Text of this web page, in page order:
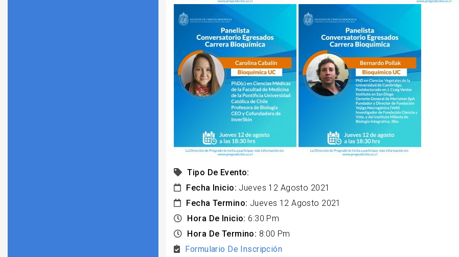
Tipo De Evento:
Fecha Inicio: Jueves 12 Agosto 2021
Fecha Termino: Jueves 12 Agosto 2021
Hora De Inicio: 6:30 Pm
Hora De Termino: 8:00 Pm
Formulario De Inscripción